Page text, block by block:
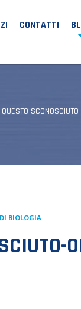
CONTATTI
BIOLOGIA